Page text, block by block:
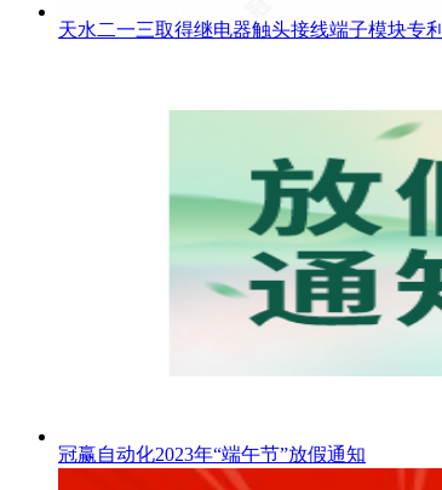
天水二一三取得继电器触头接线端子模块专利
冠赢自动化2023年“端午节”放假通知